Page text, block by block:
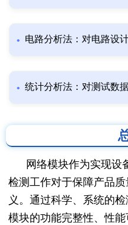
电路分析法：对电路设
统计分析法：对测试数
网络模块作为实现设
检测工作对于保障产品
义。通过科学、系统的
模块的功能完整性、性